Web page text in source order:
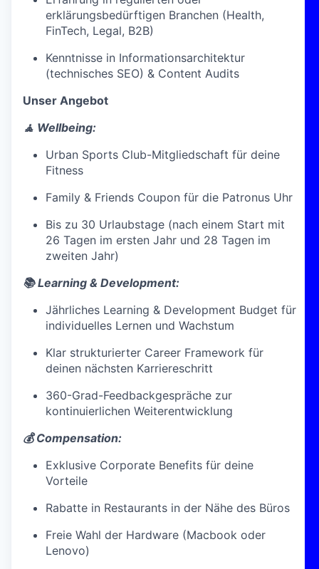
erklärungsbedürftigen Branchen (Health,
FinTech, Legal, B2B)
Kenntnisse in Informationsarchitektur
(technisches SEO) & Content Audits
Unser Angebot
🧘 Wellbeing:
Urban Sports Club-Mitgliedschaft für deine
Fitness
Family & Friends Coupon für die Patronus Uhr
Bis zu 30 Urlaubstage (nach einem Start mit
26 Tagen im ersten Jahr und 28 Tagen im
zweiten Jahr)
📚 Learning & Development:
Jährliches Learning & Development Budget für
individuelles Lernen und Wachstum
Klar strukturierter Career Framework für
deinen nächsten Karriereschritt
360-Grad-Feedbackgespräche zur
kontinuierlichen Weiterentwicklung
💰 Compensation:
Exklusive Corporate Benefits für deine
Vorteile
Rabatte in Restaurants in der Nähe des Büros
Freie Wahl der Hardware (Macbook oder
Lenovo)